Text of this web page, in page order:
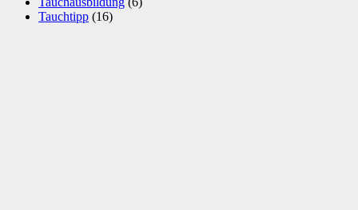
Tauchtipp (16)